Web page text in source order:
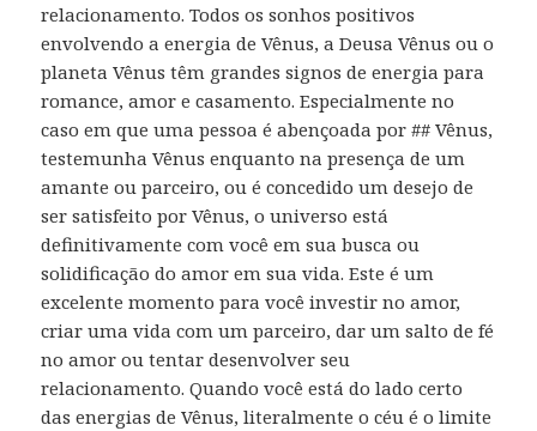
relacionamento. Todos os sonhos positivos
envolvendo a energia de Vênus, a Deusa Vênus ou o
planeta Vênus têm grandes signos de energia para
romance, amor e casamento. Especialmente no
caso em que uma pessoa é abençoada por ## Vênus,
testemunha Vênus enquanto na presença de um
amante ou parceiro, ou é concedido um desejo de
ser satisfeito por Vênus, o universo está
definitivamente com você em sua busca ou
solidificação do amor em sua vida. Este é um
excelente momento para você investir no amor,
criar uma vida com um parceiro, dar um salto de fé
no amor ou tentar desenvolver seu
relacionamento. Quando você está do lado certo
das energias de Vênus, literalmente o céu é o limite